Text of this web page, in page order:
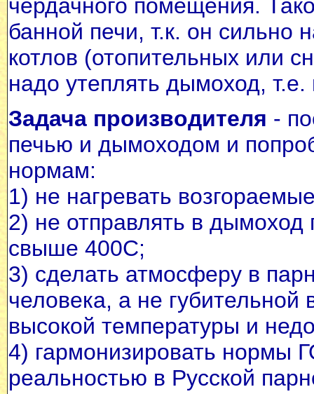
чердачного помещения.
банной печи, т.к. он сильно
котлов (отопительных или
надо утеплять дымоход, т.е.
Задача производителя -
печью и дымоходом и
нормам:
1) не нагревать
2) не отправлять в дымоход
свыше 400С;
3) сделать атмосферу в
человека, а не губительной
высокой температуры и
4) гармонизировать
реальностью в Русской